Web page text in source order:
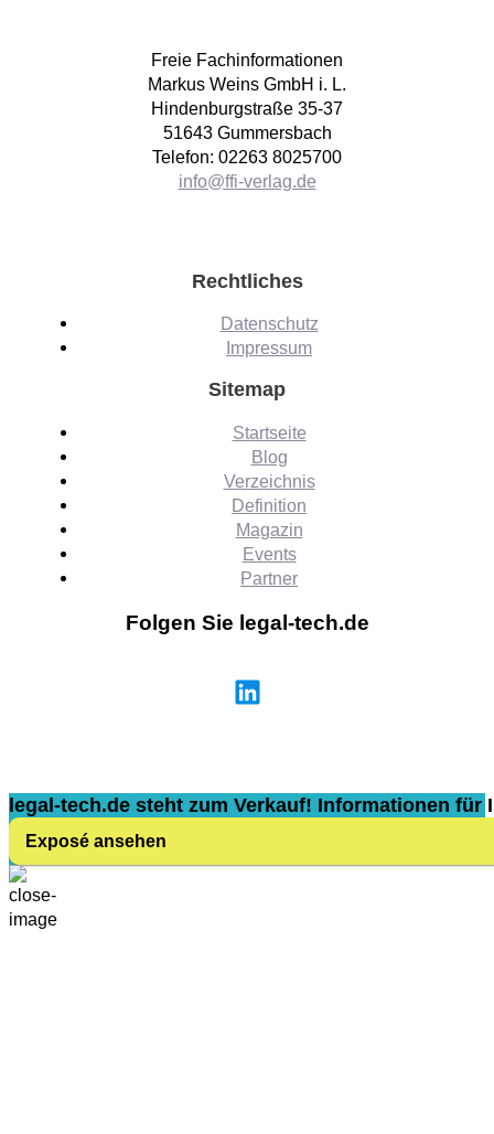
Freie Fachinformationen
Markus Weins GmbH i. L.
Hindenburgstraße 35-37
51643 Gummersbach
Telefon: 02263 8025700
info@ffi-verlag.de
Rechtliches
Datenschutz
Impressum
Sitemap
Startseite
Blog
Verzeichnis
Definition
Magazin
Events
Partner
Folgen Sie legal-tech.de
legal-tech.de steht zum Verkauf! Informationen für
Exposé ansehen